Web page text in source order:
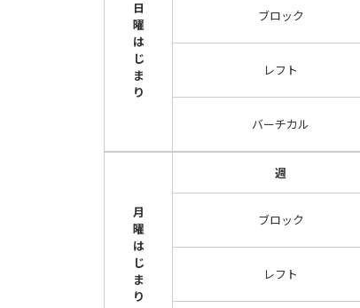
日
曜
は
じ
ま
り
ブロック
レフト
バーチカル
月
曜
は
じ
ま
り
週
ブロック
レフト